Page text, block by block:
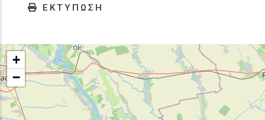
ΕΚΤΥΠΩΣΗ
+
−